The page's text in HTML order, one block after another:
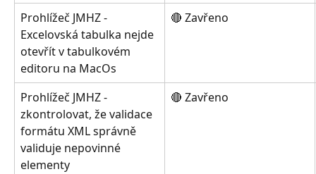
Prohlížeč JMHZ -
Excelovská tabulka nejde
otevřít v tabulkovém
editoru na MacOs
🔴 Zavřeno
Prohlížeč JMHZ -
zkontrolovat, že validace
formátu XML správně
validuje nepovinné
elementy
🔴 Zavřeno